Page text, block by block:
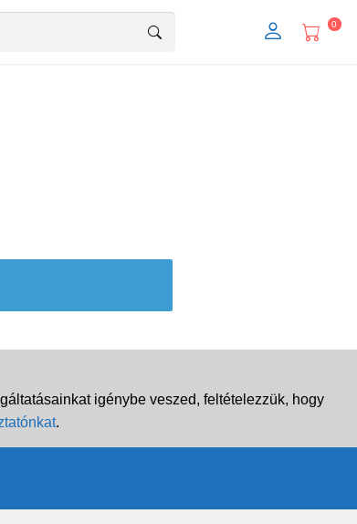
0
igénybe veszed, feltételezzük, hogy
.